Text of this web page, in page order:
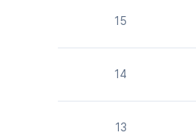
15
14
13